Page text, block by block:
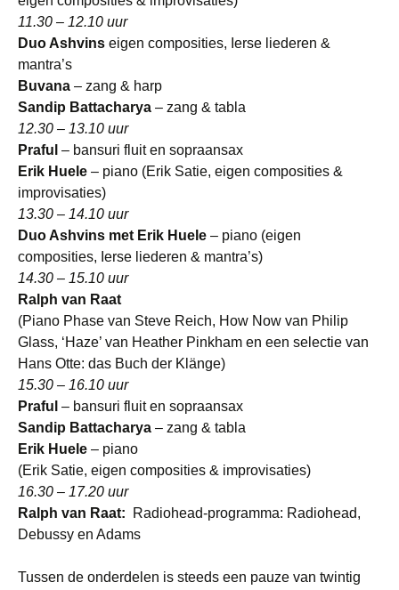
11.30 – 12.10 uur
Duo Ashvins eigen composities, Ierse liederen &
mantra’s
Buvana – zang & harp
Sandip Battacharya – zang & tabla
12.30 – 13.10 uur
Praful – bansuri fluit en sopraansax
Erik Huele – piano (Erik Satie, eigen composities &
improvisaties)
13.30 – 14.10 uur
Duo Ashvins met Erik Huele – piano (eigen
composities, Ierse liederen & mantra’s)
14.30 – 15.10 uur
Ralph van Raat
(Piano Phase van Steve Reich, How Now van Philip
Glass, ‘Haze’ van Heather Pinkham en een selectie van
Hans Otte: das Buch der Klänge)
15.30 – 16.10 uur
Praful – bansuri fluit en sopraansax
Sandip Battacharya – zang & tabla
Erik Huele – piano
(Erik Satie, eigen composities & improvisaties)
16.30 – 17.20 uur
Ralph van Raat:
Radiohead-programma: Radiohead,
Debussy en Adams
Tussen de onderdelen is steeds een pauze van twintig